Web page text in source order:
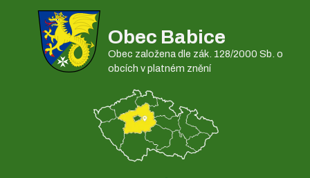
Obec Babice
Obec založena dle zák. 128/2000 Sb. o
obcích v platném znění